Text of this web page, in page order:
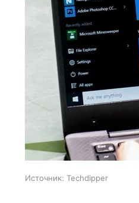
Источник: Techdipper